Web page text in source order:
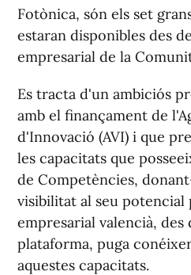
Fotònica, són els set
estaran disponibles des
empresarial de la
Es tracta d'un ambiciós
amb el finançament de
d'Innovació (AVI) i que
les capacitats que
de Competències,
visibilitat al seu
empresarial valencià, des
plataforma, puga
aquestes capacitats.